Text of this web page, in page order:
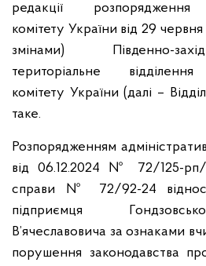
редакції розпорядження
комітету України від 29
змінами) Південно-
територіальне
комітету України (далі –
таке.
Розпорядженням
від 06.12.2024 № 72/125-рп/
справи № 72/92-24
підприємця
В’ячеславовича за ознаками
порушення законодавства